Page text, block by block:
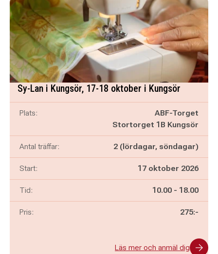
Sy-Lan i Kungsör, 17-18 oktober i Kungsör
Plats:
ABF-Torget
Stortorget 1B Kungsör
Antal träffar: 2 (lördagar, söndagar)
Start: 17 oktober 2026
Tid: Pågår mellan
10.00 - och
18.00
Pris: 275:-
Läs mer och anmäl dig